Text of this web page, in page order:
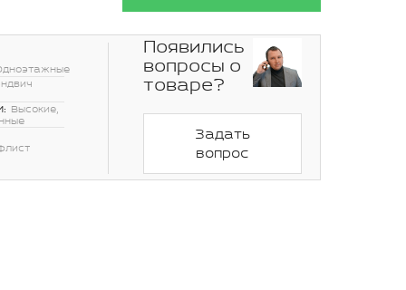
Высокие,
Появились
вопросы о
товаре?
Задать
вопрос